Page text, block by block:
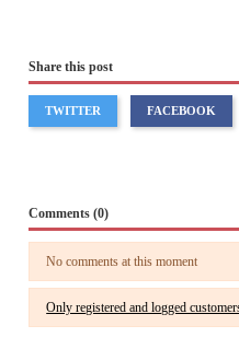
Share this post
TWITTER FACEBOOK
Comments (0)
No comments at this moment
Only registered and logged